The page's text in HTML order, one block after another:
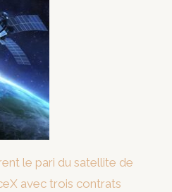
le pari du satellite de
avec trois contrats